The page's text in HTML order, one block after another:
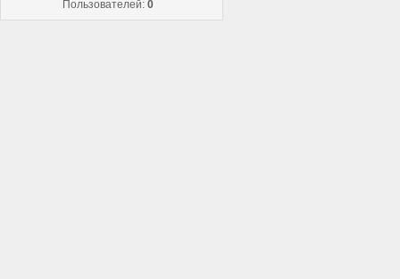
Пользователей: 0